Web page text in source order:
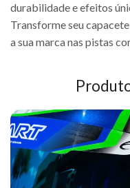
durabilidade e efeitos
Transforme seu
a sua marca nas pistas